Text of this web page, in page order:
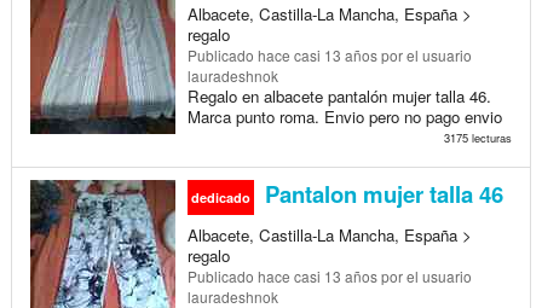
Albacete, Castilla-La Mancha, España >
regalo
Publicado hace casi 13 añospor el usuario
lauradeshnok
Regalo en albacete pantalón mujer talla 46.
Marca punto roma. Envio pero no pago envio
3175 lecturas
dedicado Pantalon mujer talla 46
Albacete, Castilla-La Mancha, España >
regalo
Publicado hace casi 13 añospor el usuario
lauradeshnok